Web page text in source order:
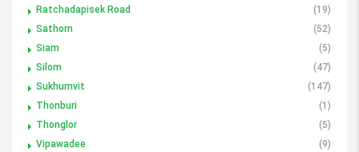
Ratchadapisek Road
(19)
Sathorn
(52)
Siam
(5)
Silom
(47)
Sukhumvit
(147)
Thonburi
(1)
Thonglor
(5)
Vipawadee
(9)